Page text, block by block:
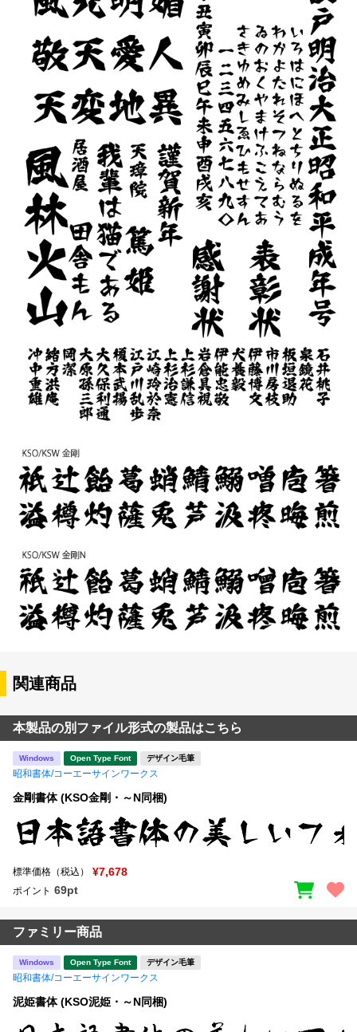
関連商品
本製品の別ファイル形式の製品はこちら
Windows Open Type Font デザイン毛筆
昭和書体/コーエーサインワークス
金剛書体 (KSO金剛・～N同梱)
標準価格（税込） ¥7,678
ポイント 69pt
ファミリー商品
Windows Open Type Font デザイン毛筆
昭和書体/コーエーサインワークス
泥姫書体 (KSO泥姫・～N同梱)